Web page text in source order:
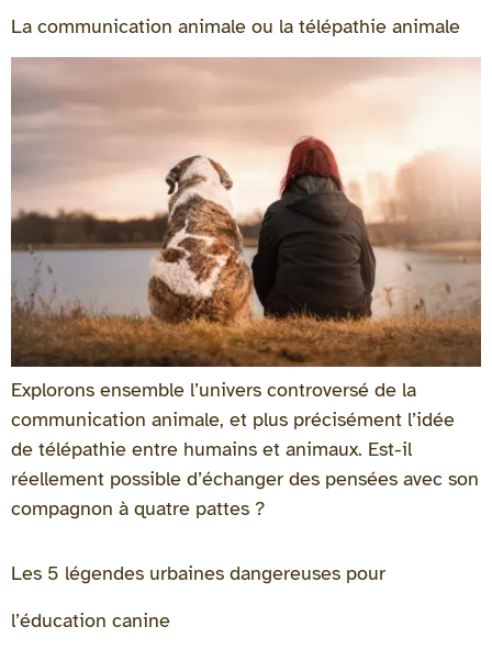
La communication animale ou la télépathie animale
Explorons ensemble l’univers controversé de la
communication animale, et plus précisément l’idée
de télépathie entre humains et animaux. Est-il
réellement possible d’échanger des pensées avec son
compagnon à quatre pattes ?
Les 5 légendes urbaines dangereuses pour
l’éducation canine